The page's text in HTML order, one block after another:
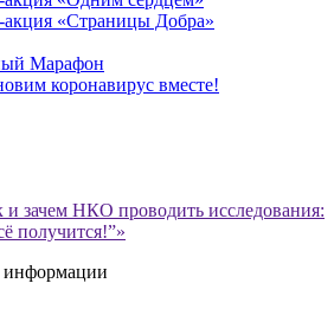
«Страницы Добра»
Марафон
коронавирус вместе!
зачем НКО проводить исследования:
получится!”»
информации